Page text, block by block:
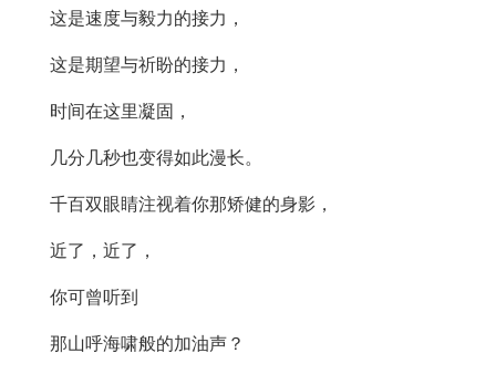
这是速度与毅力的接力，
这是期望与祈盼的接力，
时间在这里凝固，
几分几秒也变得如此漫长。
千百双眼睛注视着你那矫健的身影，
近了，近了，
你可曾听到
那山呼海啸般的加油声？